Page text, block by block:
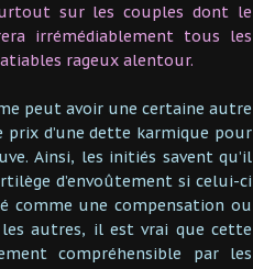
sur les couples dont le
irrémédiablement tous les
rageux alentour.
peut avoir une certaine autre
d’une dette karmique pour
Ainsi, les initiés savent qu’il
d’envoûtement si celui-ci
comme une compensation ou
autres, il est vrai que cette
compréhensible par les